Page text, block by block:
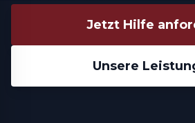
Jetzt Hilfe
Unsere